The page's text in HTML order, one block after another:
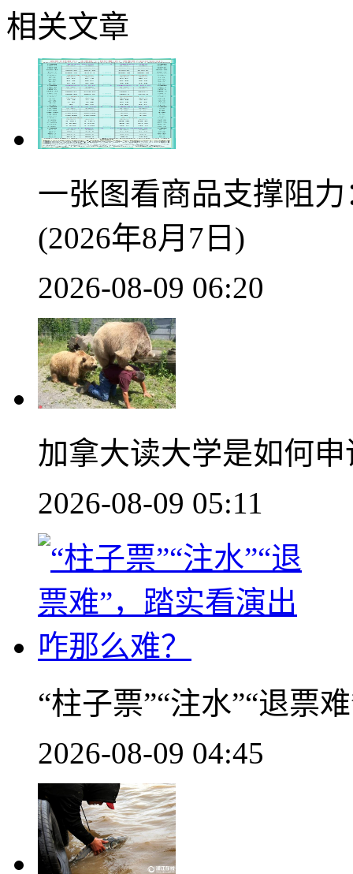
相关文章
一张图看商品支撑阻
(2026年8月7日)
2026-08-09 06:20
加拿大读大学是如何申
2026-08-09 05:11
“柱子票”“注水”“退票
2026-08-09 04:45